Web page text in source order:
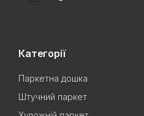
Категорії
Паркетна дошка
Штучний паркет